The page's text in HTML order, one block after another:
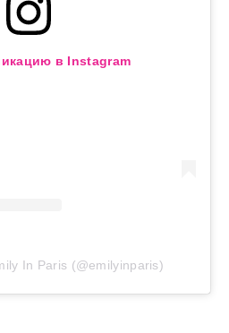
в Instagram
In Paris (@emilyinparis)